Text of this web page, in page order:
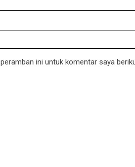
ini untuk komentar saya